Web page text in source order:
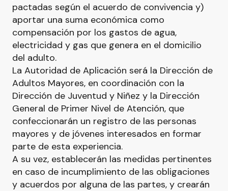
pactadas según el acuerdo de convivencia y)
aportar una suma económica como
compensación por los gastos de agua,
electricidad y gas que genera en el domicilio
del adulto.
La Autoridad de Aplicación será la Dirección de
Adultos Mayores, en coordinación con la
Dirección de Juventud y Niñez y la Dirección
General de Primer Nivel de Atención, que
confeccionarán un registro de las personas
mayores y de jóvenes interesados en formar
parte de esta experiencia.
A su vez, establecerán las medidas pertinentes
en caso de incumplimiento de las obligaciones
y acuerdos por alguna de las partes, y crearán